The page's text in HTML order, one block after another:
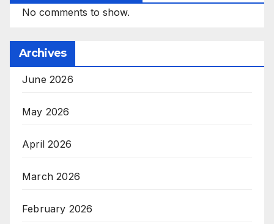
No comments to show.
Archives
June 2026
May 2026
April 2026
March 2026
February 2026